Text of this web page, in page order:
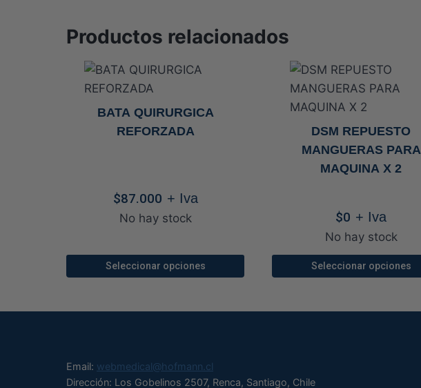
Productos relacionados
BATA QUIRURGICA
REFORZADA
$87.000 + Iva
No hay stock
Seleccionar opciones
variantes.
Las
DSM REPUESTO
MANGUERAS PARA
MAQUINA X 2
$0 + Iva
No hay stock
Seleccionar opciones
Email: webmedical@hofmann.cl
Dirección: Los Gobelinos 2507, Renca, Santiago, Chile